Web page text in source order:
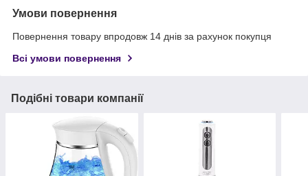
Умови повернення
Повернення товару впродовж 14 днів за рахунок покупця
Всі умови повернення
Подібні товари компанії